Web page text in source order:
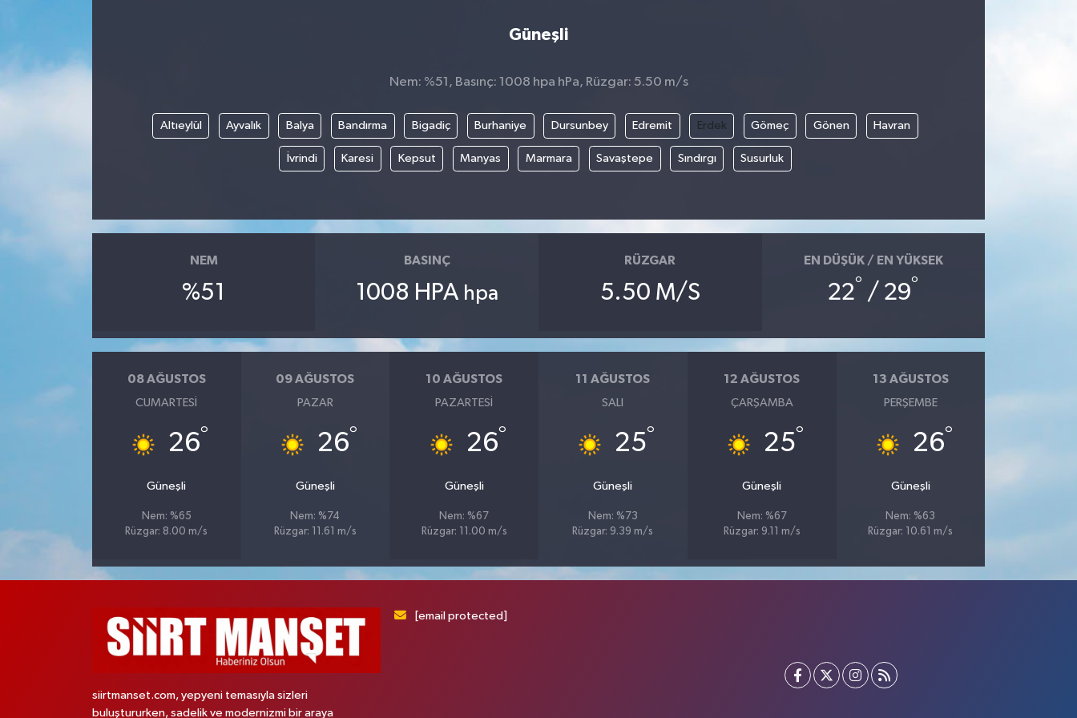
Güneşli
Nem: %51, Basınç: 1008 hpa hPa, Rüzgar: 5.50 m/s
Altıeylül Ayvalık Balya Bandırma Bigadiç Burhaniye Dursunbey Edremit Erdek Gömeç Gönen Havran
İvrindi Karesi Kepsut Manyas Marmara Savaştepe Sındırgı Susurluk
NEM
%51
BASINÇ
1008 HPA hpa
RÜZGAR
5.50 M/S
EN DÜŞÜK / EN YÜKSEK
22° / 29°
08 AĞUSTOS
CUMARTESI
26°
Güneşli
Nem: %65
Rüzgar: 8.00 m/s
09 AĞUSTOS
PAZAR
26°
Güneşli
Nem: %74
Rüzgar: 11.61 m/s
10 AĞUSTOS
PAZARTESI
26°
Güneşli
Nem: %67
Rüzgar: 11.00 m/s
11 AĞUSTOS
SALI
25°
Güneşli
Nem: %73
Rüzgar: 9.39 m/s
12 AĞUSTOS
ÇARŞAMBA
25°
Güneşli
Nem: %67
Rüzgar: 9.11 m/s
13 AĞUSTOS
PERŞEMBE
26°
Güneşli
Nem: %63
Rüzgar: 10.61 m/s
siirtmanset.com, yepyeni temasıyla sizleri
buluştururken, sadelik ve modernizmi bir araya
[email protected]